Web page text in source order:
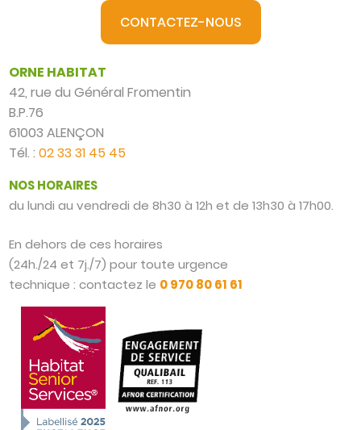
CONTACTEZ-NOUS
ORNE HABITAT
42, rue du Général Fromentin
B.P.76
61003 ALENÇON
Tél. :02 33 31 45 45
NOS HORAIRES
du lundi au vendredi de 8h30 à 12h et de 13h30 à 17h00.
En dehors de ces horaires
(24h./24 et 7j./7) pour toute urgence
technique : contactez le 0 970 80 61 61